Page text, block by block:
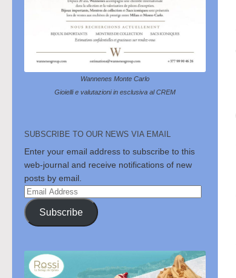
Wannenes Monte Carlo
Gioielli e valutazioni in esclusiva al CREM
SUBSCRIBE TO OUR NEWS VIA EMAIL
Enter your email address to subscribe to this
web-journal and receive notifications of new
posts by email.
Email
Address
Subscribe